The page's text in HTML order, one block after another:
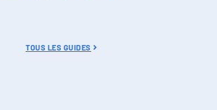
TOUS LES GUIDES